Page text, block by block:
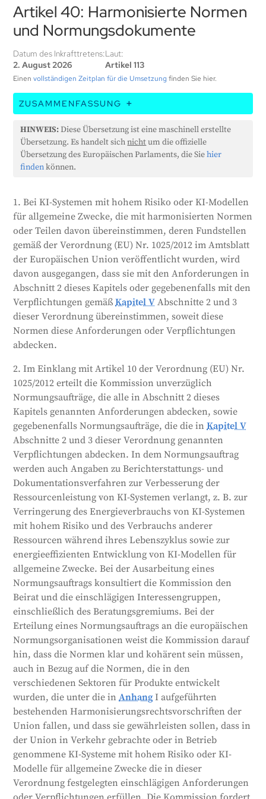
Artikel 40: Harmonisierte Normen
und Normungsdokumente
Datum des Inkrafttretens:
2. August 2026
Laut:
Artikel 113
Einenvollständigen Zeitplan für die Umsetzung finden Sie hier.
ZUSAMMENFASSUNG
Dieser Artikel besagt, dass KI-Systeme mit hohem
Risiko oder KI-Modelle für allgemeine Zwecke, die
bestimmte Normen erfüllen, als mit den
Anforderungen dieser Verordnung übereinstimmend
und Verpflichtungen dieser Verordnung abdecken.
In diesen Aufträgen werden auch Verbesserungen
der Ressourcenleistung von KI-Systemen gefordert,
z. B. die Senkung des Energieverbrauchs. Die
Kommission wird sich bei der Ausarbeitung dieser
Anforderungen mit dem Verwaltungsrat und den
relevanten Interessengruppen beraten. Ziel ist es,
Investitionen und Innovationen im Bereich der KI zu
fördern, die Rechtssicherheit zu erhöhen und die
Wettbewerbsfähigkeit und das Wachstum auf dem
Unionsmarkt zu verbessern.
Generiert vonCLaiRK, bearbeitet von uns.
HINWEIS:Diese Übersetzung ist eine maschinell erstellte
Übersetzung. Es handelt sichnichtum die offizielle
Übersetzung des Europäischen Parlaments, die Siehier
findenkönnen.
1. Bei KI-Systemen mit hohem Risiko oder KI-Modellen
für allgemeine Zwecke, die mit harmonisierten Normen
oder Teilen davon übereinstimmen, deren Fundstellen
gemäß der Verordnung (EU) Nr. 1025/2012 im Amtsblatt
der Europäischen Union veröffentlicht wurden, wird
davon ausgegangen, dass sie mit den Anforderungen in
Abschnitt 2 dieses Kapitels oder gegebenenfalls mit den
Verpflichtungen gemäßKapitel V Abschnitte 2 und 3
dieser Verordnung übereinstimmen, soweit diese
Normen diese Anforderungen oder Verpflichtungen
abdecken.
2. Im Einklang mit Artikel 10 der Verordnung (EU) Nr.
1025/2012 erteilt die Kommission unverzüglich
Normungsaufträge, die alle in Abschnitt 2 dieses
Kapitels genannten Anforderungen abdecken, sowie
gegebenenfalls Normungsaufträge, die die inKapitel V
Abschnitte 2 und 3 dieser Verordnung genannten
Verpflichtungen abdecken. In dem Normungsauftrag
werden auch Angaben zu Berichterstattungs- und
Dokumentationsverfahren zur Verbesserung der
Ressourcenleistung von KI-Systemen verlangt, z. B. zur
Verringerung des Energieverbrauchs von KI-Systemen
mit hohem Risiko und des Verbrauchs anderer
Ressourcen während ihres Lebenszyklus sowie zur
energieeffizienten Entwicklung von KI-Modellen für
allgemeine Zwecke. Bei der Ausarbeitung eines
Normungsauftrags konsultiert die Kommission den
Beirat und die einschlägigen Interessengruppen,
einschließlich des Beratungsgremiums. Bei der
Erteilung eines Normungsauftrags an die europäischen
Normungsorganisationen weist die Kommission darauf
hin, dass die Normen klar und kohärent sein müssen,
auch in Bezug auf die Normen, die in den
verschiedenen Sektoren für Produkte entwickelt
wurden, die unter die inAnhangI aufgeführten
bestehenden Harmonisierungsrechtsvorschriften der
Union fallen, und dass sie gewährleisten sollen, dass in
der Union in Verkehr gebrachte oder in Betrieb
genommene KI-Systeme mit hohem Risiko oder KI-
Modelle für allgemeine Zwecke die in dieser
Verordnung festgelegten einschlägigen Anforderungen